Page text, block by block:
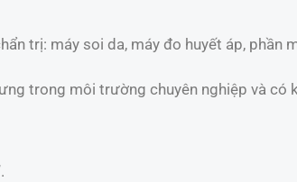
trị: máy soi da, máy đo huyết áp, phần
trong môi trường chuyên nghiệp và có